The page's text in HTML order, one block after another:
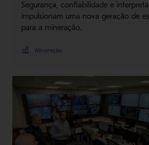
Segurança, confiabilidade e
impulsionam uma nova geração de
para a mineração.
Mineração